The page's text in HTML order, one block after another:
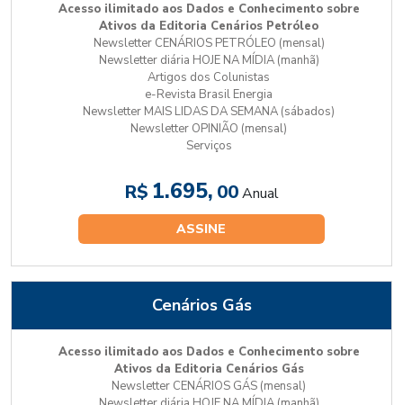
Acesso ilimitado aos Dados e Conhecimento sobre
Ativos da Editoria Cenários Petróleo
Newsletter CENÁRIOS PETRÓLEO (mensal)
Newsletter diária HOJE NA MÍDIA (manhã)
Artigos dos Colunistas
e-Revista Brasil Energia
Newsletter MAIS LIDAS DA SEMANA (sábados)
Newsletter OPINIÃO (mensal)
Serviços
R$ 1.695, 00 Anual
ASSINE
Cenários Gás
Acesso ilimitado aos Dados e Conhecimento sobre
Ativos da Editoria Cenários Gás
Newsletter CENÁRIOS GÁS (mensal)